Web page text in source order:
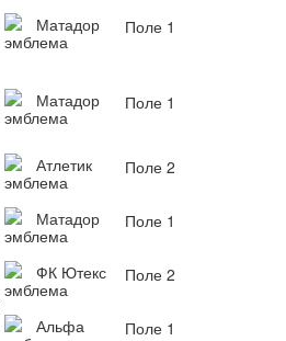
Матадор
Поле 1
Матадор
Поле 1
Атлетик
Поле 2
Матадор
Поле 1
ФК Ютекс
Поле 2
Альфа Поле 1